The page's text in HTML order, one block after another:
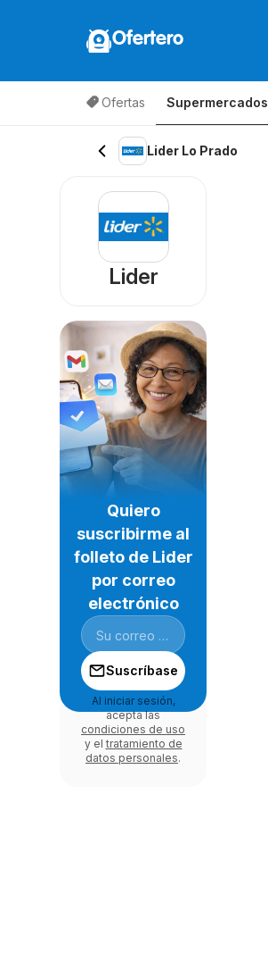
Ofertero
Ofertas Supermercados
Lider Lo Prado
Lider
Quiero
suscribirme al
folleto de Lider
por correo
electrónico
Suscríbase
Al iniciar sesión,
acepta las
condiciones de uso
y el tratamiento de
datos personales.